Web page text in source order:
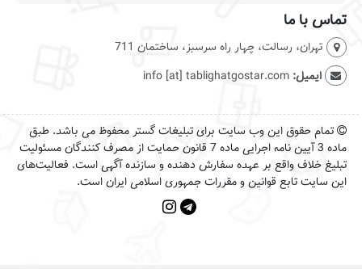
تماس با ما
تهران، رسالت، چهار راه سرسبز، ساختمان 711
ایمیل:info [at] tablighatgostar.com
تمام حقوق این وب سایت برای تبلیغات گستر محفوظ می باشد. طبق
ماده 3 آیین نامه اجرایی ماده 7 قانون حمایت از مصرف کنندگان مسئولیت
تبلیغ خلاف واقع بر عهده سفارش دهنده و سازنده آگهی است. فعالیت‌های
این سایت تابع قوانین و مقررات جمهوری اسلامی ایران است.